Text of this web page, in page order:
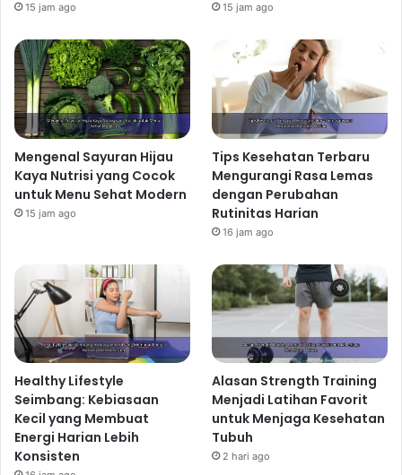
15 jam ago 15 jam ago
Mengenal Sayuran Hijau
Kaya Nutrisi yang Cocok
untuk Menu Sehat Modern
15 jam ago
Tips Kesehatan Terbaru
Mengurangi Rasa Lemas
dengan Perubahan
Rutinitas Harian
16 jam ago
Healthy Lifestyle
Seimbang: Kebiasaan
Kecil yang Membuat
Energi Harian Lebih
Konsisten
Alasan Strength Training
Menjadi Latihan Favorit
untuk Menjaga Kesehatan
Tubuh
2 hari ago